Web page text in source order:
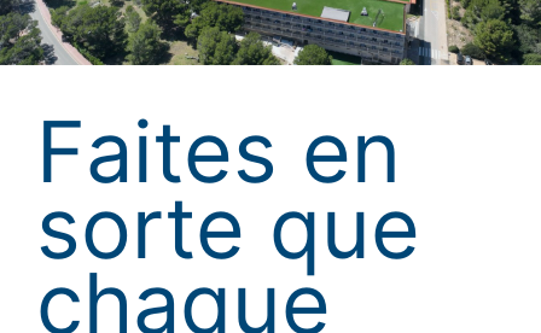
Faites en
sorte que
chaque